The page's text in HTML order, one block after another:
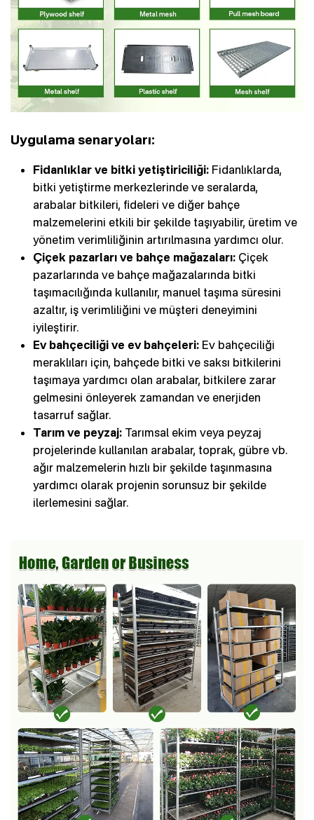
Uygulama senaryoları:
Fidanlıklar ve bitki yetiştiriciliği: Fidanlıklarda,
bitki yetiştirme merkezlerinde ve seralarda,
arabalar bitkileri, fideleri ve diğer bahçe
malzemelerini etkili bir şekilde taşıyabilir, üretim ve
yönetim verimliliğinin artırılmasına yardımcı olur.
Çiçek pazarları ve bahçe mağazaları: Çiçek
pazarlarında ve bahçe mağazalarında bitki
taşımacılığında kullanılır, manuel taşıma süresini
azaltır, iş verimliliğini ve müşteri deneyimini
iyileştirir.
Ev bahçeciliği ve ev bahçeleri: Ev bahçeciliği
meraklıları için, bahçede bitki ve saksı bitkilerini
taşımaya yardımcı olan arabalar, bitkilere zarar
gelmesini önleyerek zamandan ve enerjiden
tasarruf sağlar.
Tarım ve peyzaj: Tarımsal ekim veya peyzaj
projelerinde kullanılan arabalar, toprak, gübre vb.
ağır malzemelerin hızlı bir şekilde taşınmasına
yardımcı olarak projenin sorunsuz bir şekilde
ilerlemesini sağlar.